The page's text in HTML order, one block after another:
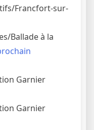
Francfort-sur-
Ballade à la
Garnier
Garnier